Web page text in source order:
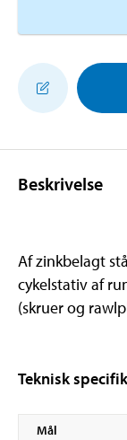
Beskrivelse
Af zinkbelagt
cykelstativ af
(skruer og
Teknisk
Mål